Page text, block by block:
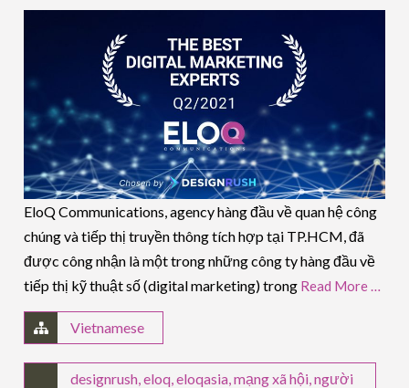
EloQ Communications, agency hàng đầu về quan hệ công
chúng và tiếp thị truyền thông tích hợp tại TP.HCM, đã
được công nhận là một trong những công ty hàng đầu về
tiếp thị kỹ thuật số (digital marketing) trong Read More …
Vietnamese
designrush ,eloq ,eloqasia ,mạng xã hội ,người